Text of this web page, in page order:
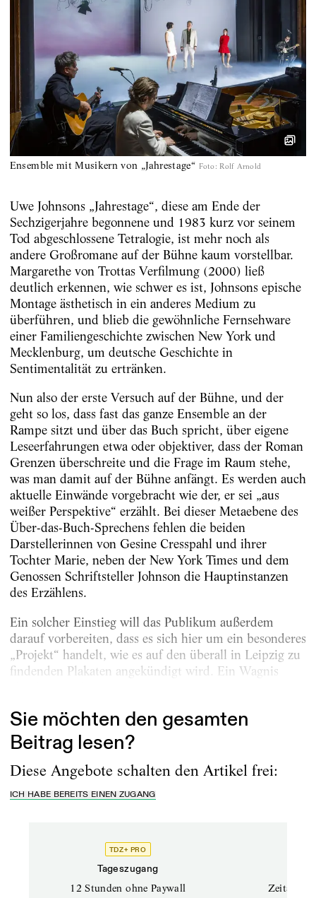
Ensemble mit Musikern von „Jahrestage“ Foto: Rolf Arnold
Uwe Johnsons „Jahrestage“, diese am Ende der
Sechzigerjahre begonnene und 1983 kurz vor seinem
Tod abgeschlossene Tetra­logie, ist mehr noch als
andere Großromane auf der Bühne kaum vorstellbar.
Margarethe von Trottas Verfilmung (2000) ließ
deutlich erkennen, wie schwer es ist, Johnsons epische
Mon­tage ­ästhetisch in ein anderes Medium zu
überführen, und blieb die ­gewöhnliche Fernsehware
einer Familiengeschichte zwischen New York und
Mecklenburg, um deutsche Geschichte in
Sentimentalität zu ertränken.
Nun also der erste Versuch auf der Bühne, und der
geht so los, dass fast das ganze Ensemble an der
Rampe sitzt und über das Buch spricht, über eigene
Leseerfahrungen etwa oder objektiver, dass der Roman
Grenzen überschreite und die ­Frage im Raum stehe,
was man damit auf der Bühne anfängt. Es werden auch
aktuelle Einwände vorgebracht wie der, er sei „aus
weißer Perspektive“ erzählt. Bei dieser Metaebene des
Über-das-Buch-Sprechens fehlen die beiden
Darstellerinnen von Gesine Cresspahl und ihrer
Tochter Marie, neben der New York Times und dem
Genossen Schriftsteller Johnson die Hauptinstanzen
des Erzählens.
Ein solcher Einstieg will das Publikum außerdem
darauf vorbereiten, dass es sich hier um ein besonderes
„Projekt“ handelt, wie es auf den überall in Leipzig zu
findenden Plakaten angekündigt wird. Ein Wagnis
Sie möchten den gesamten
Beitrag lesen?
Diese Angebote schalten den Artikel frei:
ICH HABE BEREITS EINEN ZUGANG
TDZ+ PRO
Tageszugang
12 Stunden ohne Paywall